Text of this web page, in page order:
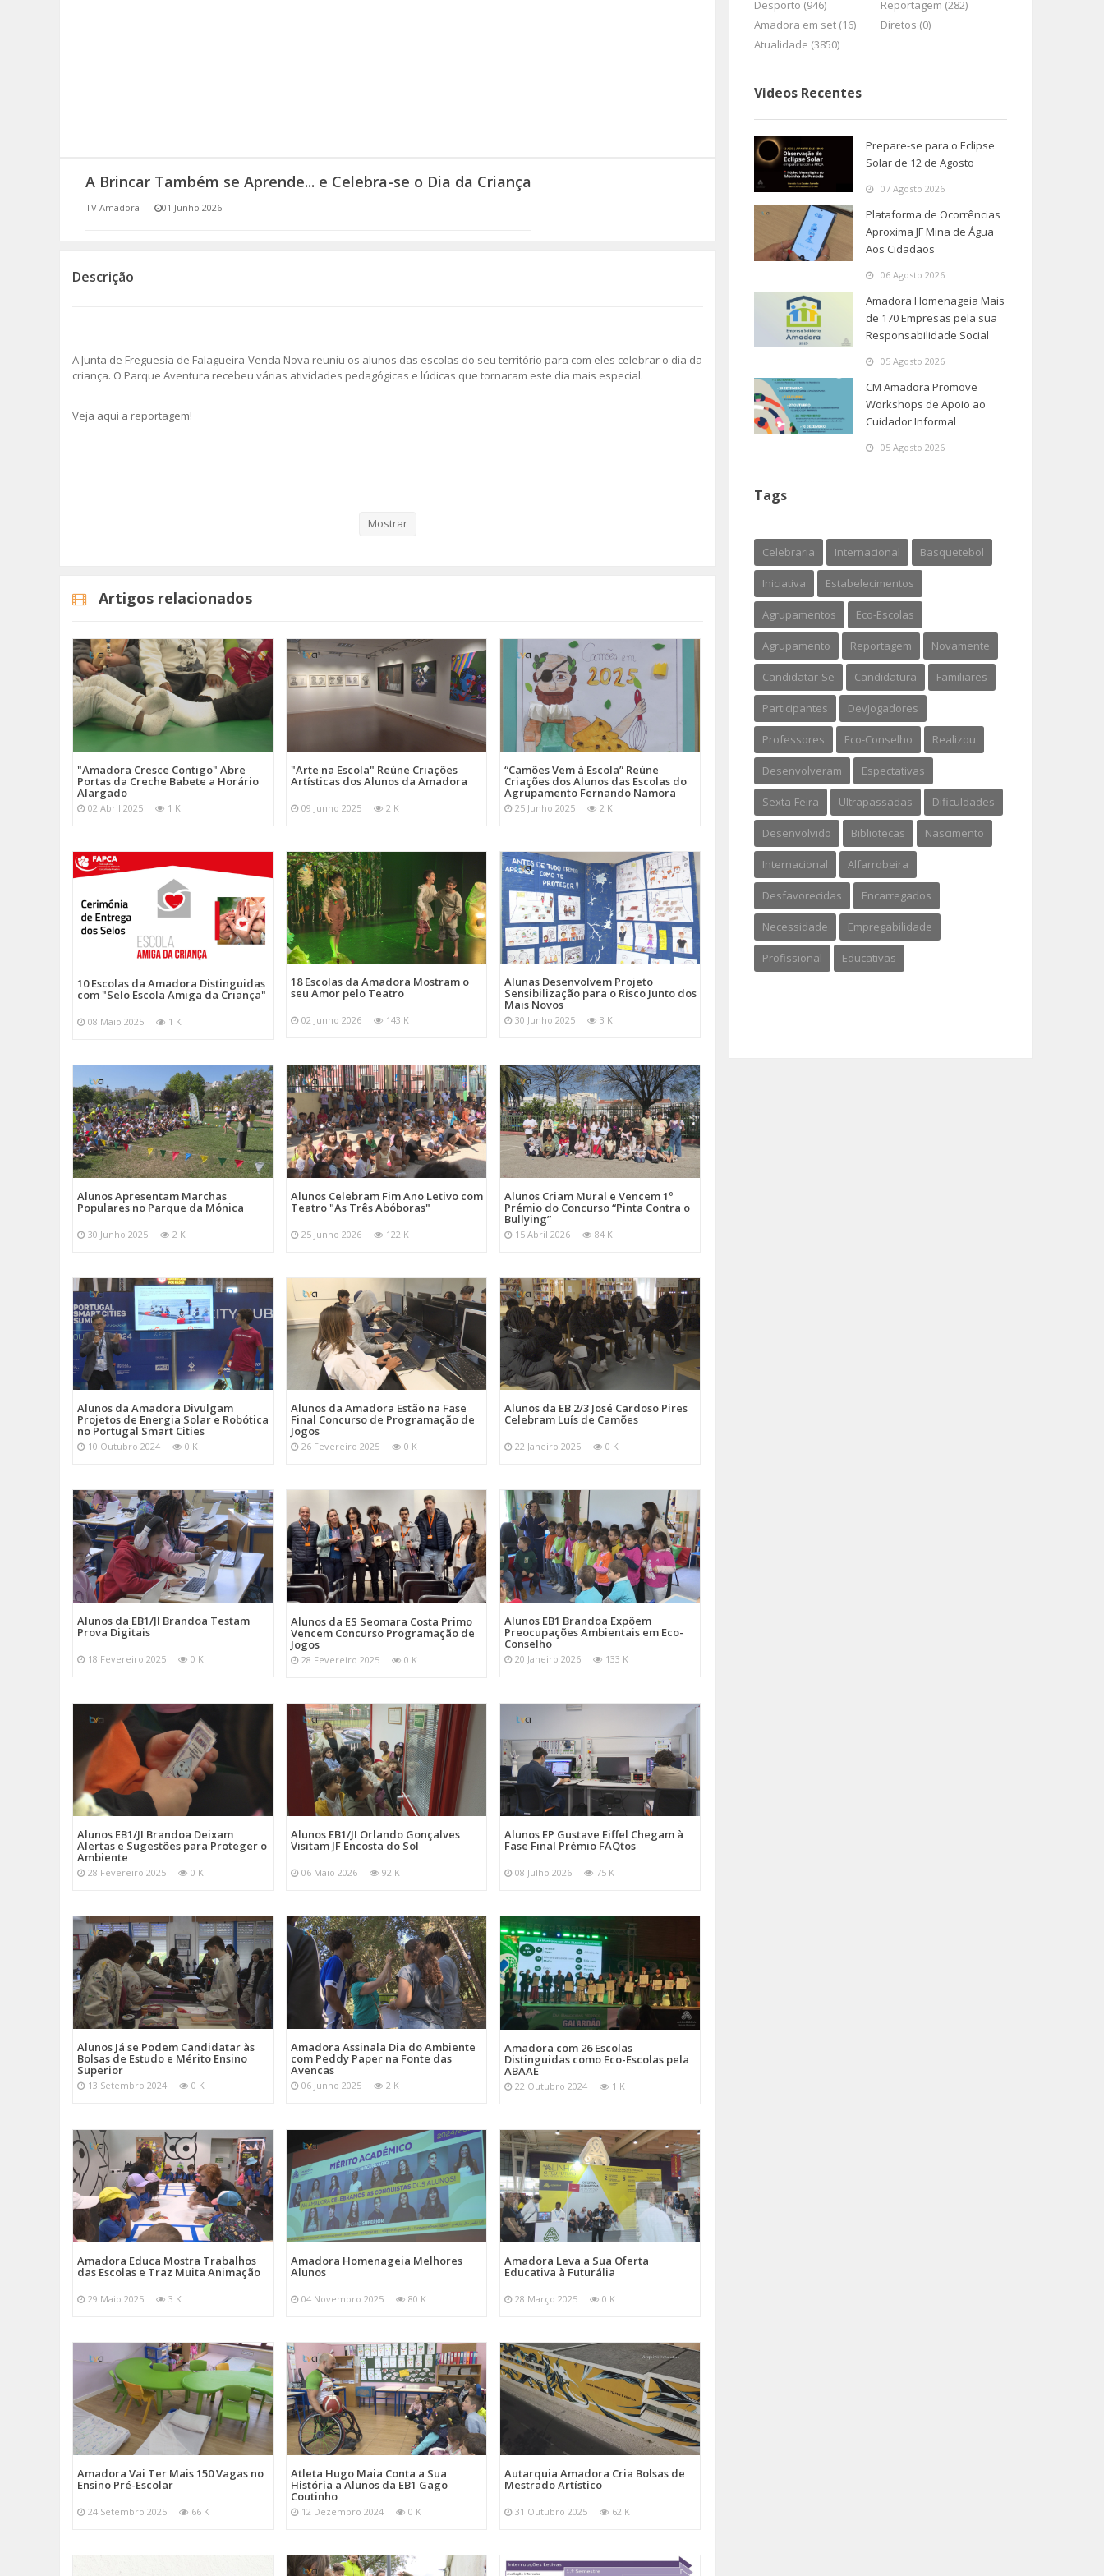
(RE) PENSAMENTOS
A Brincar Também se Aprende... e Celebra-se o Dia da Criança
TV Amadora 01 Junho 2026
Descrição
A Junta de Freguesia de Falagueira-Venda Nova reuniu os alunos das escolas do seu território para com eles celebrar o dia da
criança. O Parque Aventura recebeu várias atividades pedagógicas e lúdicas que tornaram este dia mais especial.
Veja aqui a reportagem!
Mostrar
Artigos relacionados
"Amadora Cresce Contigo" Abre
Portas da Creche Babete a Horário
Alargado
02 Abril 2025 1 K
"Arte na Escola" Reúne Criações
Artísticas dos Alunos da Amadora
09 Junho 2025 2 K
“Camões Vem à Escola” Reúne
Criações dos Alunos das Escolas do
Agrupamento Fernando Namora
25 Junho 2025 2 K
10 Escolas da Amadora Distinguidas
com "Selo Escola Amiga da Criança"
08 Maio 2025 1 K
18 Escolas da Amadora Mostram o
seu Amor pelo Teatro
02 Junho 2026 143 K
Alunas Desenvolvem Projeto
Sensibilização para o Risco Junto dos
Mais Novos
30 Junho 2025 3 K
Alunos Apresentam Marchas
Populares no Parque da Mónica
30 Junho 2025 2 K
Alunos Celebram Fim Ano Letivo com
Teatro "As Três Abóboras"
25 Junho 2026 122 K
Alunos Criam Mural e Vencem 1º
Prémio do Concurso “Pinta Contra o
Bullying”
15 Abril 2026 84 K
Alunos da Amadora Divulgam
Projetos de Energia Solar e Robótica
no Portugal Smart Cities
10 Outubro 2024 0 K
Alunos da Amadora Estão na Fase
Final Concurso de Programação de
Jogos
26 Fevereiro 2025 0 K
Alunos da EB 2/3 José Cardoso Pires
Celebram Luís de Camões
22 Janeiro 2025 0 K
Alunos da EB1/JI Brandoa Testam
Prova Digitais
18 Fevereiro 2025 0 K
Alunos da ES Seomara Costa Primo
Vencem Concurso Programação de
Jogos
28 Fevereiro 2025 0 K
Alunos EB1 Brandoa Expõem
Preocupações Ambientais em Eco-
Conselho
20 Janeiro 2026 133 K
Alunos EB1/JI Brandoa Deixam
Alertas e Sugestões para Proteger o
Ambiente
28 Fevereiro 2025 0 K
Alunos EB1/JI Orlando Gonçalves
Visitam JF Encosta do Sol
06 Maio 2026 92 K
Alunos EP Gustave Eiffel Chegam à
Fase Final Prémio FAQtos
08 Julho 2026 75 K
Alunos Já se Podem Candidatar às
Bolsas de Estudo e Mérito Ensino
Superior
13 Setembro 2024 0 K
Amadora Assinala Dia do Ambiente
com Peddy Paper na Fonte das
Avencas
06 Junho 2025 2 K
Amadora com 26 Escolas
Distinguidas como Eco-Escolas pela
ABAAE
22 Outubro 2024 1 K
Amadora Educa Mostra Trabalhos
das Escolas e Traz Muita Animação
29 Maio 2025 3 K
Amadora Homenageia Melhores
Alunos
04 Novembro 2025 80 K
Amadora Leva a Sua Oferta
Educativa à Futurália
28 Março 2025 0 K
Amadora Vai Ter Mais 150 Vagas no
Ensino Pré-Escolar
24 Setembro 2025 66 K
Atleta Hugo Maia Conta a Sua
História a Alunos da EB1 Gago
Coutinho
12 Dezembro 2024 0 K
Autarquia Amadora Cria Bolsas de
Mestrado Artístico
31 Outubro 2025 62 K
Desporto (946)
Reportagem (282)
Amadora em set (16)
Diretos (0)
Atualidade (3850)
Videos Recentes
Prepare-se para o Eclipse
Solar de 12 de Agosto
07 Agosto 2026
Plataforma de Ocorrências
Aproxima JF Mina de Água
Aos Cidadãos
06 Agosto 2026
Amadora Homenageia Mais
de 170 Empresas pela sua
Responsabilidade Social
05 Agosto 2026
CM Amadora Promove
Workshops de Apoio ao
Cuidador Informal
05 Agosto 2026
Tags
Celebraria Internacional Basquetebol
Iniciativa Estabelecimentos
Agrupamentos Eco-Escolas
Agrupamento Reportagem Novamente
Candidatar-Se Candidatura Familiares
Participantes DevJogadores
Professores Eco-Conselho Realizou
Desenvolveram Espectativas
Sexta-Feira Ultrapassadas Dificuldades
Desenvolvido Bibliotecas Nascimento
Internacional Alfarrobeira
Desfavorecidas Encarregados
Necessidade Empregabilidade
Profissional Educativas